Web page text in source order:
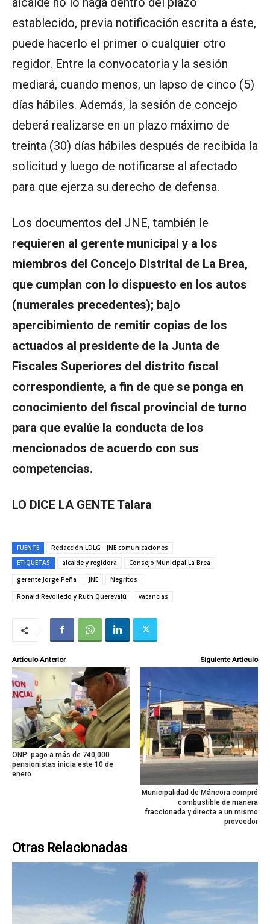
establecido, previa notificación escrita a éste,
puede hacerlo el primer o cualquier otro
regidor. Entre la convocatoria y la sesión
mediará, cuando menos, un lapso de cinco (5)
días hábiles. Además, la sesión de concejo
deberá realizarse en un plazo máximo de
treinta (30) días hábiles después de recibida la
solicitud y luego de notificarse al afectado
para que ejerza su derecho de defensa.
Los documentos del JNE, también le
requieren al gerente municipal y a los
miembros del Concejo Distrital de La Brea,
que cumplan con lo dispuesto en los autos
(numerales precedentes); bajo
apercibimiento de remitir copias de los
actuados al presidente de la Junta de
Fiscales Superiores del distrito fiscal
correspondiente, a fin de que se ponga en
conocimiento del fiscal provincial de turno
para que evalúe la conducta de los
mencionados de acuerdo con sus
competencias.
LO DICE LA GENTE Talara
FUENTE
Redacción LDLG - JNE comunicaciones
ETIQUETAS
alcalde y regidora
Consejo Municipal La Brea
gerente Jorge Peña
JNE
Negritos
Ronald Revolledo y Ruth Querevalú
vacancias
Artículo Anterior
ONP: pago a más de 740,000
pensionistas inicia este 10 de
enero
Siguiente Artículo
Municipalidad de Máncora compró
combustible de manera
fraccionada y directa a un mismo
proveedor
Otras Relacionadas